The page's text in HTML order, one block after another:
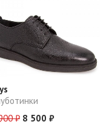
₽ 8 500 ₽